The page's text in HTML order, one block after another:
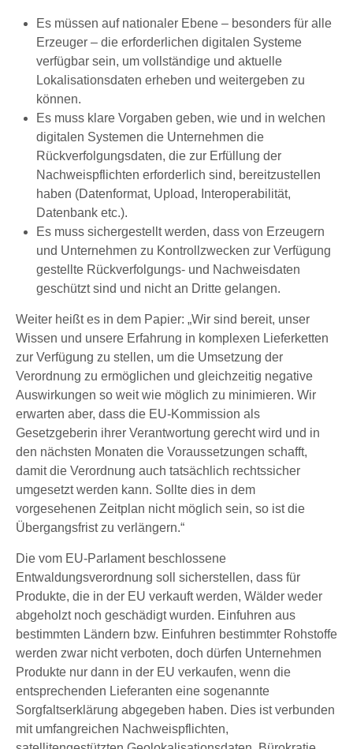
Es müssen auf nationaler Ebene – besonders für alle
Erzeuger – die erforderlichen digitalen Systeme
verfügbar sein, um vollständige und aktuelle
Lokalisationsdaten erheben und weitergeben zu
können.
Es muss klare Vorgaben geben, wie und in welchen
digitalen Systemen die Unternehmen die
Rückverfolgungsdaten, die zur Erfüllung der
Nachweispflichten erforderlich sind, bereitzustellen
haben (Datenformat, Upload, Interoperabilität,
Datenbank etc.).
Es muss sichergestellt werden, dass von Erzeugern
und Unternehmen zu Kontrollzwecken zur Verfügung
gestellte Rückverfolgungs- und Nachweisdaten
geschützt sind und nicht an Dritte gelangen.
Weiter heißt es in dem Papier: „Wir sind bereit, unser
Wissen und unsere Erfahrung in komplexen Lieferketten
zur Verfügung zu stellen, um die Umsetzung der
Verordnung zu ermöglichen und gleichzeitig negative
Auswirkungen so weit wie möglich zu minimieren. Wir
erwarten aber, dass die EU-Kommission als
Gesetzgeberin ihrer Verantwortung gerecht wird und in
den nächsten Monaten die Voraussetzungen schafft,
damit die Verordnung auch tatsächlich rechtssicher
umgesetzt werden kann. Sollte dies in dem
vorgesehenen Zeitplan nicht möglich sein, so ist die
Übergangsfrist zu verlängern.“
Die vom EU-Parlament beschlossene
Entwaldungsverordnung soll sicherstellen, dass für
Produkte, die in der EU verkauft werden, Wälder weder
abgeholzt noch geschädigt wurden. Einfuhren aus
bestimmten Ländern bzw. Einfuhren bestimmter Rohstoffe
werden zwar nicht verboten, doch dürfen Unternehmen
Produkte nur dann in der EU verkaufen, wenn die
entsprechenden Lieferanten eine sogenannte
Sorgfaltserklärung abgegeben haben. Dies ist verbunden
mit umfangreichen Nachweispflichten,